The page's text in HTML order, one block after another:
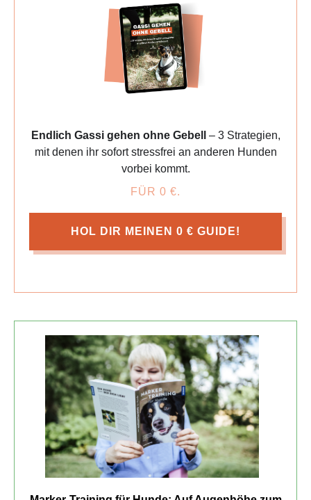
Endlich Gassi gehen ohne Gebell – 3 Strategien,
mit denen ihr sofort stressfrei an anderen Hunden
vorbei kommt.
FÜR 0 €.
HOL DIR MEINEN 0 € GUIDE!